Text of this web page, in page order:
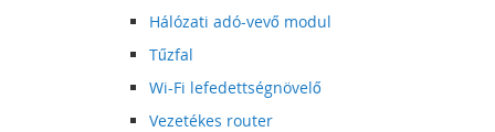
Hálózati adó-vevő modul
Tűzfal
Wi-Fi lefedettségnövelő
Vezetékes router